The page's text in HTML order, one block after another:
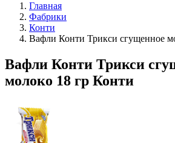
Главная
Фабрики
Конти
Вафли Конти Трикси сгущенное
Вафли Конти Трикси
молоко 18 гр Конти